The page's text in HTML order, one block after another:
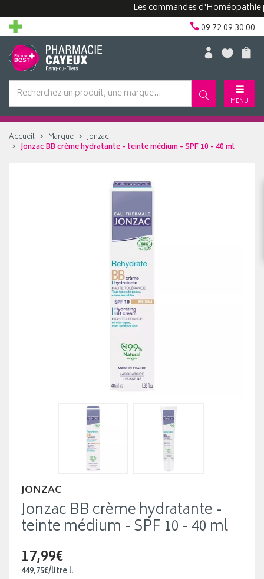
Les commandes d'Homéopathie
09 72 09 30 00
MENU
Accueil Marque
Jonzac
Jonzac BB crème hydratante - teinte médium - SPF 10 - 40 ml
JONZAC
Jonzac BB crème hydratante -
teinte médium - SPF 10 - 40 ml
17,99€
449,75€/litrel.